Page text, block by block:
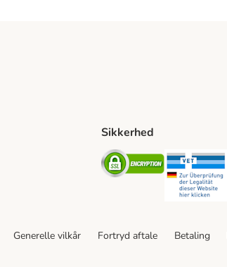
Method
Sikkerhed
Security
Generelle vilkår Fortryd aftale Betaling